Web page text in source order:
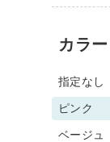
カラー
指定なし
ピンク
ベージュ